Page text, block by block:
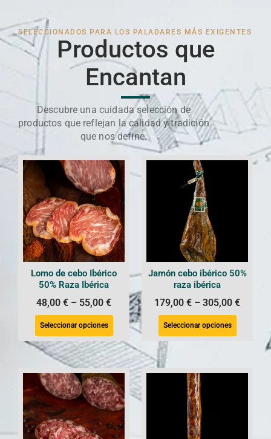
SELECCIONADOS PARA LOS PALADARES MÁS EXIGENTES
Productos que
Encantan
Descubre una cuidada selección de
productos que reflejan la calidad y tradición
que nos define.
Lomo de cebo Ibérico
50% Raza Ibérica
48,00 € – 55,00 €
Seleccionar opciones
Jamón cebo ibérico 50%
raza ibérica
179,00 € – 305,00 €
Seleccionar opciones